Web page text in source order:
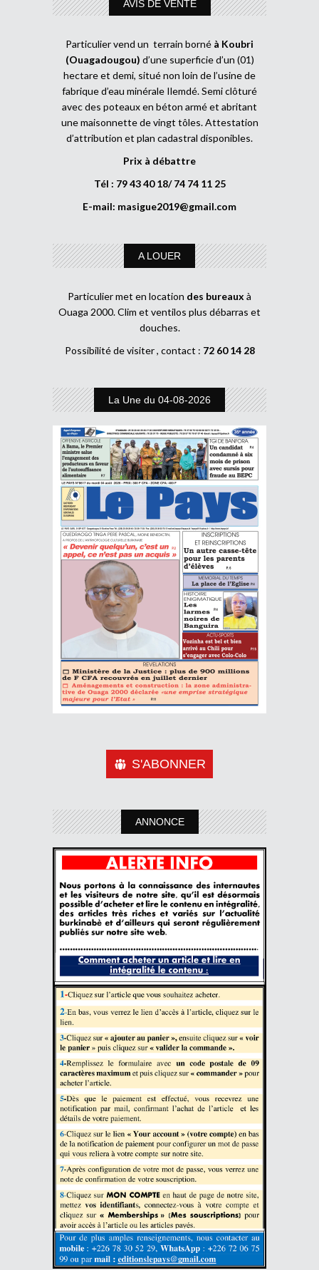
AVIS DE VENTE
Particulier vend un terrain borné à Koubri
(Ouagadougou) d’une superficie d’un (01)
hectare et demi, situé non loin de l’usine de
fabrique d’eau minérale Ilemdé. Semi clôturé
avec des poteaux en béton armé et abritant
une maisonnette de vingt tôles. Attestation
d’attribution et plan cadastral disponibles.
Prix à débattre
Tél : 79 43 40 18/ 74 74 11 25
E-mail: masigue2019@gmail.com
A LOUER
Particulier met en location des bureaux à
Ouaga 2000. Clim et ventilos plus débarras et
douches.
Possibilité de visiter , contact : 72 60 14 28
La Une du 04-08-2026
S'ABONNER
ANNONCE